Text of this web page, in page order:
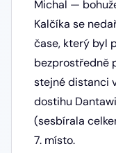
Michal —
Kalčíka se
čase, který byl
bezprostředně
stejné distanci
dostihu
(sesbírala
7. místo.